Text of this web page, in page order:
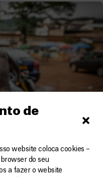
de
website coloca cookies –
do seu
a fazer o website